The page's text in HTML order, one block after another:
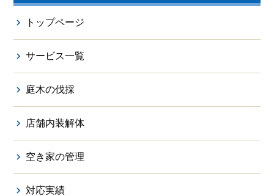
トップページ
サービス一覧
庭木の伐採
店舗内装解体
空き家の管理
対応実績